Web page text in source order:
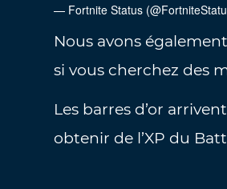
— Fortnite Status
Nous avons
si vous cherchez des
Les barres d’or
obtenir de l’XP du